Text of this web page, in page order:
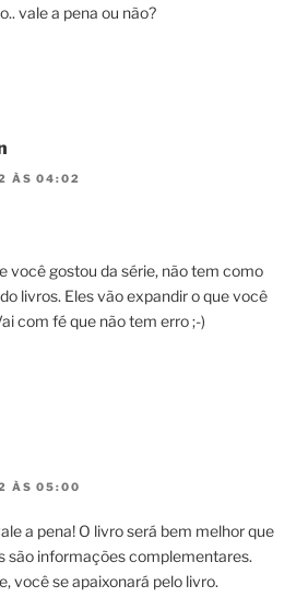
vale a pena ou não?
ÀS 04:02
você gostou da série, não tem como
livros. Eles vão expandir o que você
com fé que não tem erro ;-)
ÀS 05:00
a pena! O livro será bem melhor que
são informações complementares.
você se apaixonará pelo livro.